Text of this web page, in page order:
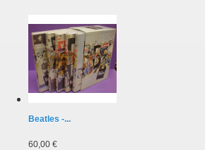
Beatles -...
60,00 €